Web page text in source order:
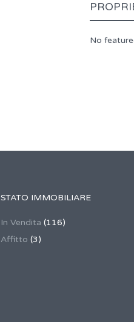
No
STATO IMMOBILIARE
In Vendita (116)
Affitto (3)